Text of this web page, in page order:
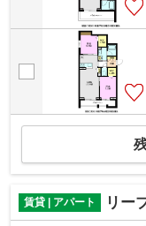
賃貸 | アパート リー